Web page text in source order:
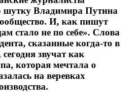
шутку Владимира Путина
И, как пишут
стало не по себе». Слова
сказанные когда-то в
звучат как
которая мечтала о
на веревках